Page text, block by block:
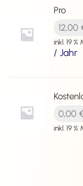
Pro
12,00
inkl. 19 %
/ Jahr
0,00 €
inkl. 19 %